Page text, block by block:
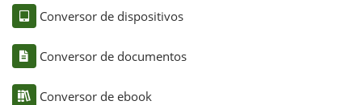
Conversor de dispositivos
Conversor de documentos
Conversor de ebook